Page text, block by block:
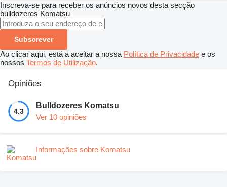
Inscreva-se para receber os anúncios novos desta secção
bulldozeres Komatsu
Subscrever
Ao clicar aqui, está a aceitar a nossa Política de Privacidade e os
nossos Termos de Utilização.
Opiniões
4.3
Bulldozeres Komatsu
Ver 10 opiniões
Informações sobre Komatsu